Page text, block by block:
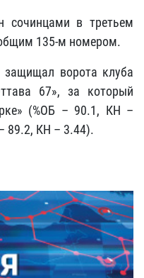
в третьем
135-м номером.
ворота клуба
67», за который
(%ОБ – 90.1, КН –
89.2, КН – 3.44).